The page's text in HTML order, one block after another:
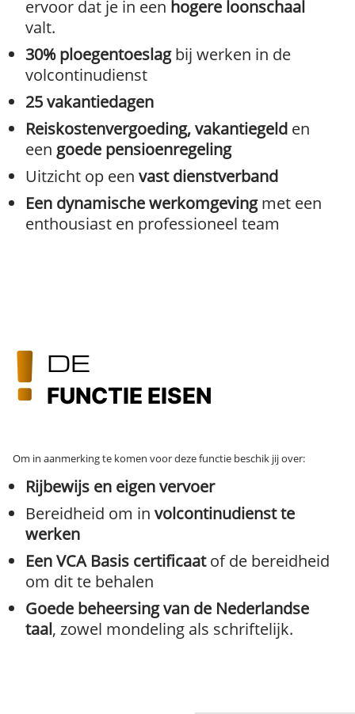
ervoor dat je in een hogere loonschaal
valt.
30% ploegentoeslagbij werken in de
volcontinudienst
25 vakantiedagen
Reiskostenvergoeding, vakantiegeld en
een goede pensioenregeling
Uitzicht op een vast dienstverband
Een dynamische werkomgevingmet een
enthousiast en professioneel team
DE
FUNCTIE EISEN
Om in aanmerking te komen voor deze functie beschik jij over:
Rijbewijs en eigen vervoer
Bereidheid om in volcontinudienst te
werken
Een VCA Basis certificaatof de bereidheid
om dit te behalen
Goede beheersing van de Nederlandse
taal, zowel mondeling als schriftelijk.